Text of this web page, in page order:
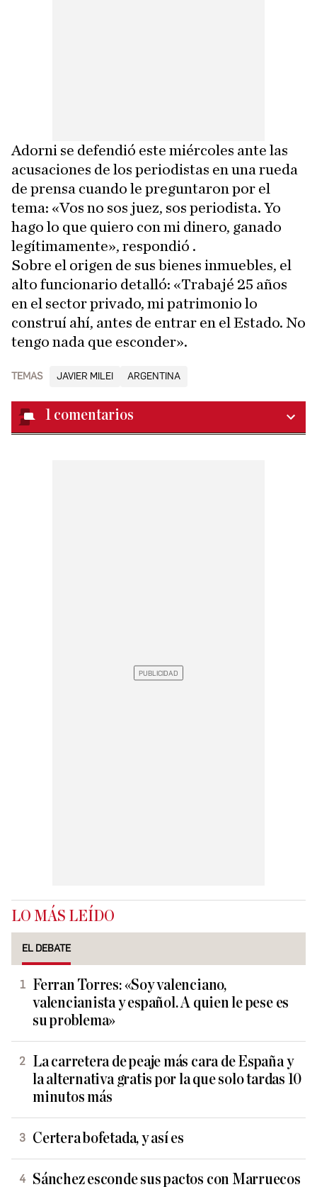
Adorni se defendió este miércoles ante las
acusaciones de los periodistas en una rueda
de prensa cuando le preguntaron por el
tema: «Vos no sos juez, sos periodista. Yo
hago lo que quiero con mi dinero, ganado
legítimamente», respondió .
Sobre el origen de sus bienes inmuebles, el
alto funcionario detalló: «Trabajé 25 años
en el sector privado, mi patrimonio lo
construí ahí, antes de entrar en el Estado. No
tengo nada que esconder».
TEMAS JAVIER MILEI ARGENTINA
1 comentarios
LO MÁS LEÍDO
EL DEBATE
Ferran Torres: «Soy valenciano,
valencianista y español. A quien le pese es
su problema»
La carretera de peaje más cara de España y
la alternativa gratis por la que solo tardas 10
minutos más
Certera bofetada, y así es
Sánchez esconde sus pactos con Marruecos